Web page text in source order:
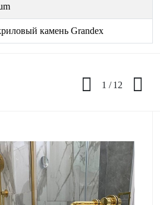
камень Grandex